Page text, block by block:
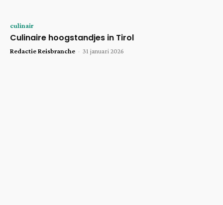
culinair
Culinaire hoogstandjes in Tirol
Redactie Reisbranche - 31 januari 2026